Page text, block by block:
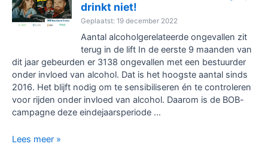
drinkt niet!
Geplaatst: 19 december 2022
Aantal alcoholgerelateerde ongevallen zit
terug in de lift In de eerste 9 maanden van
dit jaar gebeurden er 3138 ongevallen met een bestuurder
onder invloed van alcohol. Dat is het hoogste aantal sinds
2016. Het blijft nodig om te sensibiliseren én te controleren
voor rijden onder invloed van alcohol. Daarom is de BOB-
campagne deze eindejaarsperiode …
BOB
Lees meer »